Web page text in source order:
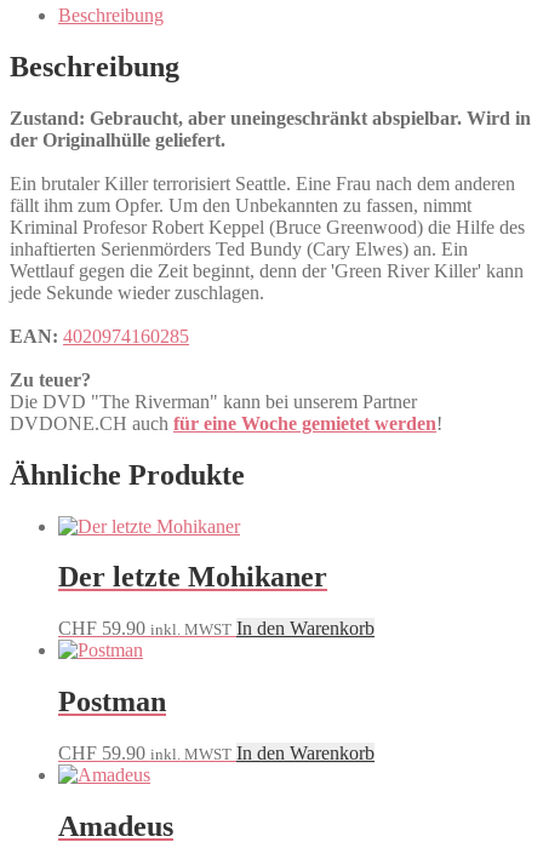
Beschreibung
Beschreibung
Zustand: Gebraucht, aber uneingeschränkt abspielbar. Wird in
der Originalhülle geliefert.
Ein brutaler Killer terrorisiert Seattle. Eine Frau nach dem anderen
fällt ihm zum Opfer. Um den Unbekannten zu fassen, nimmt
Kriminal Profesor Robert Keppel (Bruce Greenwood) die Hilfe des
inhaftierten Serienmörders Ted Bundy (Cary Elwes) an. Ein
Wettlauf gegen die Zeit beginnt, denn der 'Green River Killer' kann
jede Sekunde wieder zuschlagen.
EAN: 4020974160285
Zu teuer?
Die DVD "The Riverman" kann bei unserem Partner
DVDONE.CH auch für eine Woche gemietet werden!
Ähnliche Produkte
Der letzte Mohikaner
CHF 59.90 inkl. MWST In den Warenkorb
Postman
CHF 59.90 inkl. MWST In den Warenkorb
Amadeus